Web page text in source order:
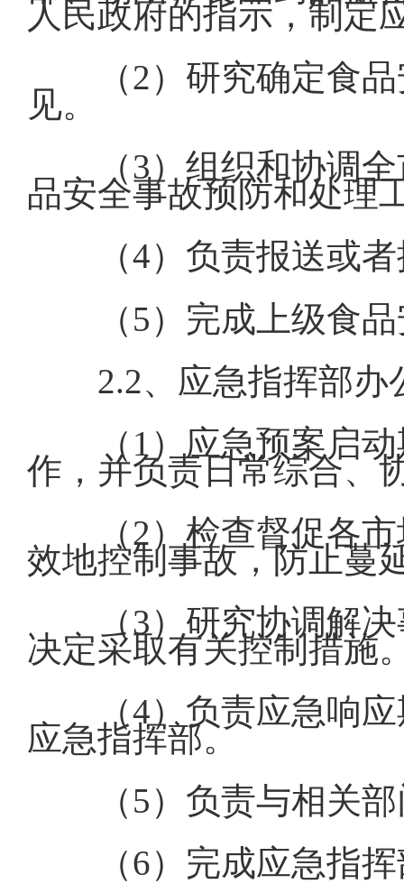
人民政府的指示，制定
（2）研究确定食
见。
（3）组织和协调
品安全事故预防和处理
（4）负责报送或
（5）完成上级食
2.2、应急指挥部办
（1）应急预案启
作，并负责日常综合、
（2）检查督促各
效地控制事故，防止蔓
（3）研究协调解
决定采取有关控制措施
（4）负责应急响
应急指挥部。
（5）负责与相关
（6）完成应急指